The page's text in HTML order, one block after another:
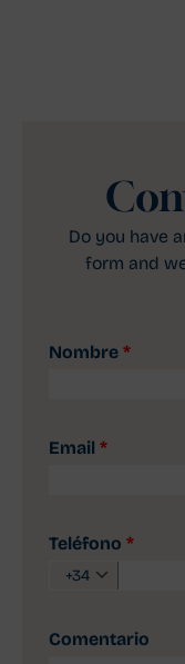
Do you have
form and
Nombre *
Email *
Teléfono *
+34
Comentario